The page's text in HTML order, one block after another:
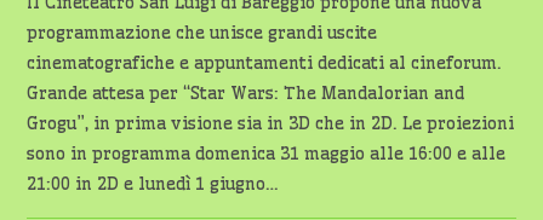
programmazione che unisce grandi uscite
cinematografiche e appuntamenti dedicati al cineforum.
Grande attesa per “Star Wars: The Mandalorian and
Grogu”, in prima visione sia in 3D che in 2D. Le proiezioni
sono in programma domenica 31 maggio alle 16:00 e alle
21:00 in 2D e lunedì 1 giugno…